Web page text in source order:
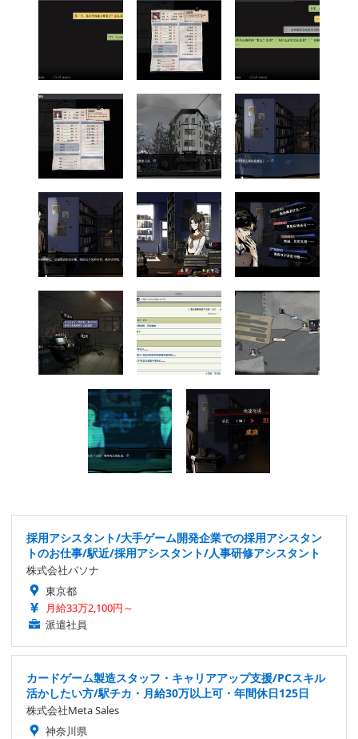
採用アシスタント/大手ゲーム開発企業での採用アシスタン
トのお仕事/駅近/採用アシスタント/人事研修アシスタント
株式会社パソナ
東京都
月給33万2,100円～
派遣社員
カードゲーム製造スタッフ・キャリアアップ支援/PCスキル
活かしたい方/駅チカ・月給30万以上可・年間休日125日
株式会社Meta Sales
神奈川県